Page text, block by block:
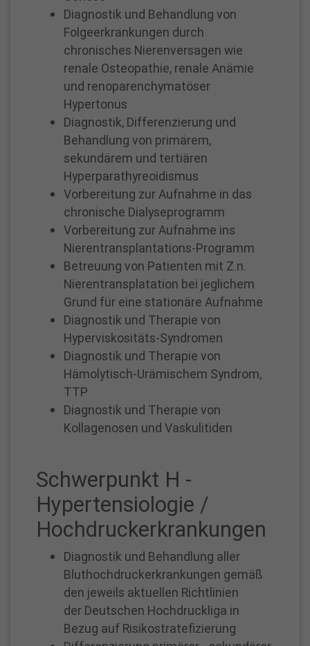
cookie_optin
www.proselis.de
Diese Cookies wird verwendet, um die
Datenschutzeinstellungen zu speichern
Laufzeit 1 Jahr
Anbieter Google Analytics
Cookie von Google Analytics, dass verhindert,
das automatisierter Besuch (Bots) gezaählt
werden.
Laufzeit 10 Minuten
_gid
Anbieter Google Analytics
Cookies, das das wiederholte Besuche am
selben Tag registriert.
Laufzeit 24 Stunden nach Inaktivität des Besuchers
Susanne
Maleszka
CHEFSEKRETÄRIN
02361
susanne.maleszka@proselis.de
Sprechzeiten
Diagnostik und Behandlung von
Folgeerkrankungen durch
chronisches Nierenversagen wie
renale Osteopathie, renale Anämie
und renoparenchymatöser
Hypertonus
Diagnostik, Differenzierung und
Behandlung von primärem,
sekundärem und tertiären
Hyperparathyreoidismus
Vorbereitung zur Aufnahme in das
chronische Dialyseprogramm
Vorbereitung zur Aufnahme ins
Nierentransplantations-Programm
Betreuung von Patienten mit Z.n.
Nierentransplatation bei jeglichem
Grund für eine stationäre Aufnahme
Diagnostik und Therapie von
Hyperviskositäts-Syndromen
Diagnostik und Therapie von
Hämolytisch-Urämischem Syndrom,
TTP
Diagnostik und Therapie von
Kollagenosen und Vaskulitiden
Schwerpunkt H -
Hypertensiologie /
Hochdruckerkrankungen
Diagnostik und Behandlung aller
Bluthochdruckerkrankungen gemäß
den jeweils aktuellen Richtlinien
der Deutschen Hochdruckliga in
Bezug auf Risikostratefizierung